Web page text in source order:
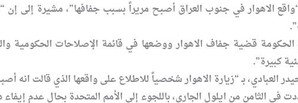
الاهوار في جنوب العراق أصبح مريراً بسبب جفافها”، مشيرة إلى إن
قضية جفاف الاهوار ووضعها في قائمة الإصلاحات الحكومية
كبيرة”.
العبادي، بـ “زيارة الاهوار شخصياً للاطلاع على واقعها الذي قالت انه
في الثامن من ايلول الجاري، باللجوء إلى الأمم المتحدة بحال عدم إيفاء